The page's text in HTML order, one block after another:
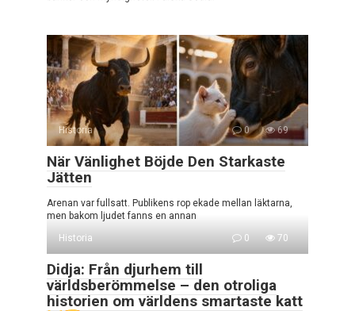
Historia 0 69
När Vänlighet Böjde Den Starkaste
Jätten
Arenan var fullsatt. Publikens rop ekade mellan läktarna,
men bakom ljudet fanns en annan
Historia
0 70
Didja: Från djurhem till
världsberömmelse – den otroliga
historien om världens smartaste katt